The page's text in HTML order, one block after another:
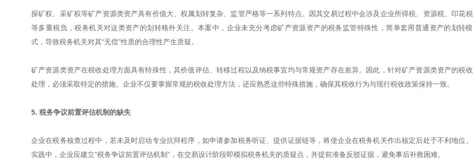
探矿权、采矿权等矿产资源类资产具有价值大、权属划转复杂、监管严格等一系列特点。因其交易过程中会涉及企业所得税、资源税、印花税
等多重税负，税务机关对这类资产的划转格外关注。本案中，企业未充分考虑矿产资源资产的税务监管特殊性，简单套用普通资产的划转模
式，导致税务机关对其“无偿”性质的合理性产生质疑。
矿产资源类资产在税收处理方面具有特殊性，其价值评估、转移过程以及纳税事宜均与常规资产存在差异。因此，针对矿产资源类资产的税收
处理，必须采取特定的措施。企业不仅要掌握常规的税收处理方法，还应熟悉这些特殊措施，确保其税收行为与现行税收政策保持一致。
5. 税务争议前置评估机制的缺失
企业在税务核查过程中，若未及时启动专业抗辩程序，如申请参加税务听证、提供证据链等，将使企业在税务机关作出核定后处于不利地位。
实践中，企业应建立“税务争议前置评估机制”，在交易设计阶段即模拟税务机关的质疑点，并提前准备反驳证据，避免事后补救困难。